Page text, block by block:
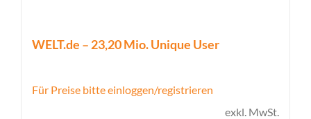
WELT.de – 23,20 Mio. Unique User
Für Preise bitte einloggen/registrieren
exkl. MwSt.